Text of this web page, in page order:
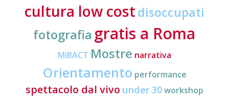
cultura low costdisoccupati
fotografia gratis a Roma
MiBACT Mostre narrativa
Orientamento performance
spettacolo dal vivo under 30workshop